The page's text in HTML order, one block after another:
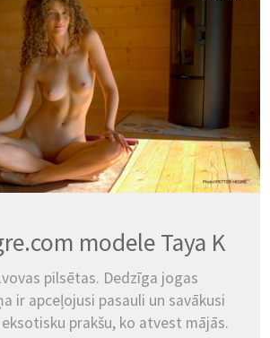
modele Taya K
pilsētas. Dedzīga jogas
ir apceļojusi pasauli un savākusi
prakšu, ko atvest mājās.